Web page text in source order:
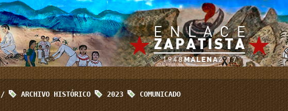
/ ARCHIVO HISTÓRICO 2023 COMUNICADO